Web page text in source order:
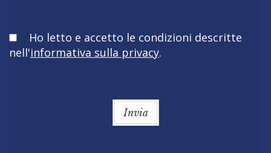
Obbligatorio
Ho letto e accetto le condizioni descritte
nell'informativa sulla privacy.
Invia